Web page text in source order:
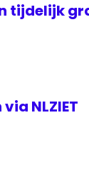
tijdelijk
NLZIET